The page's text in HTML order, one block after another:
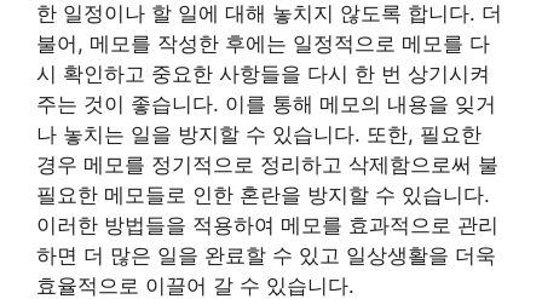
한 일정이나 할 일에 대해 놓치지 않도록 합니다. 더
불어, 메모를 작성한 후에는 일정적으로 메모를 다
시 확인하고 중요한 사항들을 다시 한 번 상기시켜
주는 것이 좋습니다. 이를 통해 메모의 내용을 잊거
나 놓치는 일을 방지할 수 있습니다. 또한, 필요한
경우 메모를 정기적으로 정리하고 삭제함으로써 불
필요한 메모들로 인한 혼란을 방지할 수 있습니다.
이러한 방법들을 적용하여 메모를 효과적으로 관리
하면 더 많은 일을 완료할 수 있고 일상생활을 더욱
효율적으로 이끌어 갈 수 있습니다.